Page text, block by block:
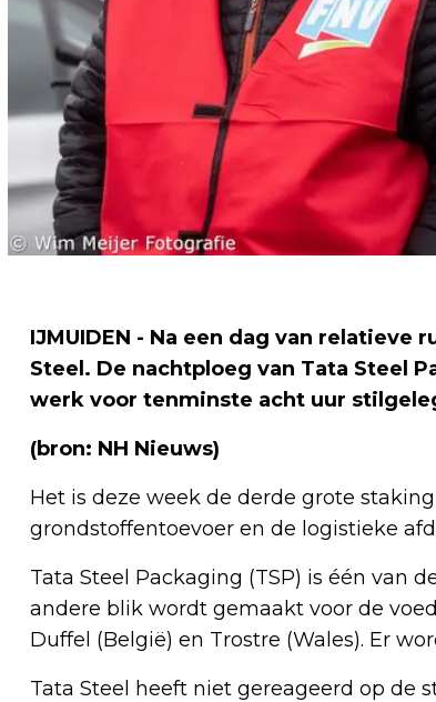
IJMUIDEN - Na een dag van
Steel. De nachtploeg van Tata Steel
werk voor tenminste acht uur
(bron: NH Nieuws)
Het is deze week de derde grote
grondstoffentoevoer en de logistieke
Tata Steel Packaging (TSP) is één van
andere blik wordt gemaakt voor de
Duffel (België) en Trostre (Wales). Er
Tata Steel heeft niet gereageerd op de